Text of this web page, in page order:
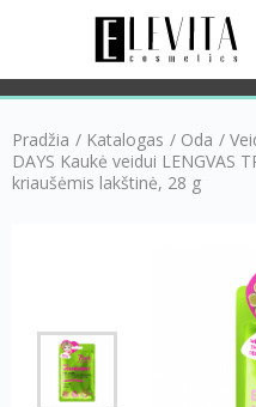
Pradžia / Katalogas / Oda /
DAYS Kaukė veidui LENGVAS
kriaušėmis lakštinė, 28 g